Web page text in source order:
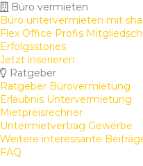
Büro vermieten
Büro untervermieten mit
Flex Office Profis
Erfolgsstories
Jetzt inserieren
Ratgeber
Ratgeber Bürovermietung
Erlaubnis Untervermietung
Mietpreisrechner
Untermietvertrag Gewerbe
Weitere interessante
FAQ